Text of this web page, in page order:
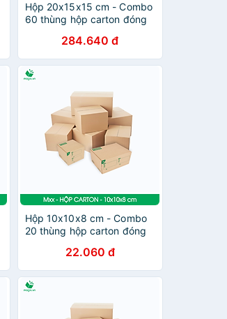
Hộp 20x15x15 cm - Combo
60 thùng hộp carton đóng
284.640 đ
Hộp 10x10x8 cm - Combo
20 thùng hộp carton đóng
22.060 đ